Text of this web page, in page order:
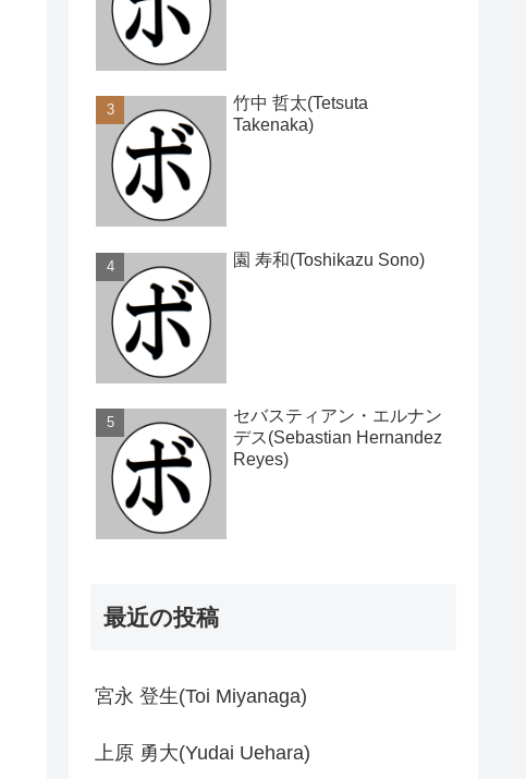
竹中 哲太(Tetsuta
Takenaka)
園 寿和(Toshikazu Sono)
セバスティアン・エルナン
デス(Sebastian Hernandez
Reyes)
最近の投稿
宮永 登生(Toi Miyanaga)
上原 勇大(Yudai Uehara)